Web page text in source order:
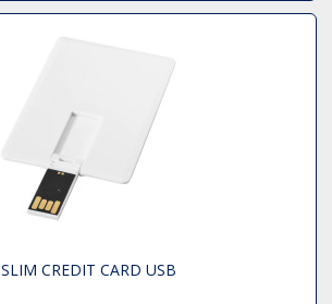
SLIM CREDIT CARD USB